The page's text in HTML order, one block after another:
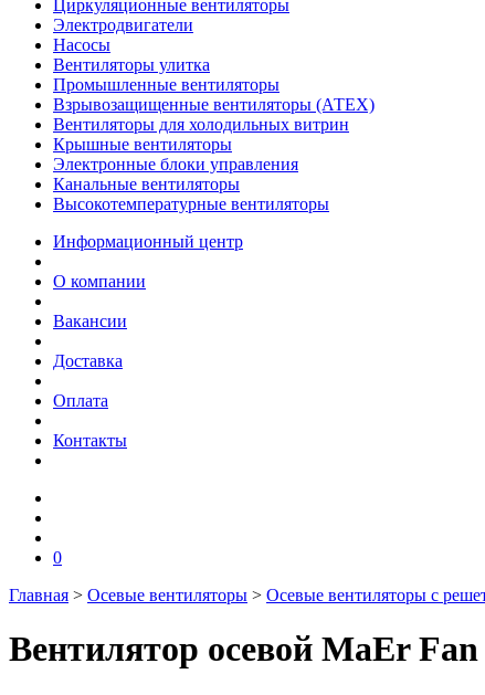
Циркуляционные вентиляторы
Электродвигатели
Насосы
Вентиляторы улитка
Промышленные вентиляторы
Взрывозащищенные вентиляторы (АТЕХ)
Вентиляторы для холодильных витрин
Крышные вентиляторы
Электронные блоки управления
Канальные вентиляторы
Высокотемпературные вентиляторы
Информационный центр
О компании
Вакансии
Доставка
Оплата
Контакты
0
Главная > Осевые вентиляторы > Осевые вентиляторы с
Вентилятор осевой MaEr